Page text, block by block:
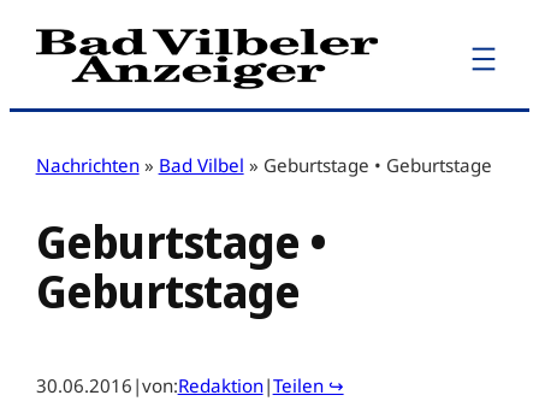
Zum
Inhalt
Nachrichten » Bad Vilbel » Geburtstage • Geburtstage
Geburtstage •
Geburtstage
30.06.2016 |von:Redaktion|Teilen ↪